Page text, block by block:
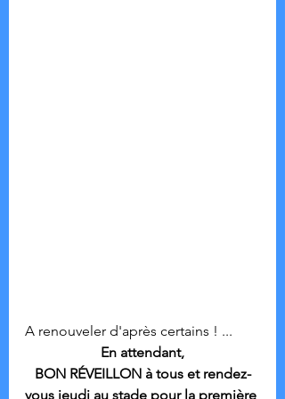
A renouveler d'après certains ! ...
En attendant,
BON RÉVEILLON à tous et rendez-
vous jeudi au stade pour la première